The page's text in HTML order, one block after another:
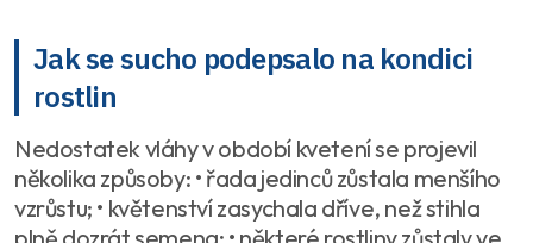
Jak se sucho podepsalo na kondici
rostlin
Nedostatek vláhy v období kvetení se projevil
několika způsoby: • řada jedinců zůstala menšího
vzrůstu; • květenství zasychala dříve, než stihla